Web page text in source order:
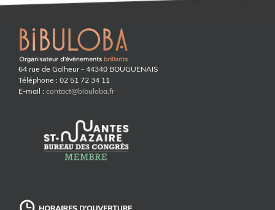
64 rue de Galheur - 44340 BOUGUENAIS
Téléphone : 02 51 72 34 11
E-mail : contact@bibuloba.fr